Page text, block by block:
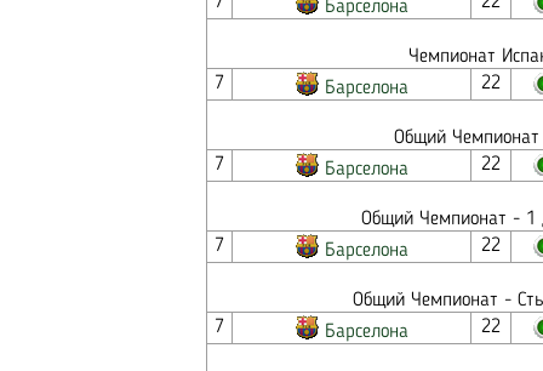
Барселона
Чемпионат
7
Барселона 22
Общий
7
Барселона 22
Общий Чемпионат - 1
7
Барселона 22
Общий Чемпионат -
7
Барселона 22